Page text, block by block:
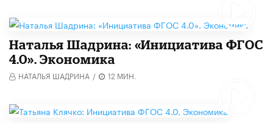
Наталья Шадрина: «Инициатива ФГОС
4.0». Экономика
НАТАЛЬЯ ШАДРИНА / 12 МИН.